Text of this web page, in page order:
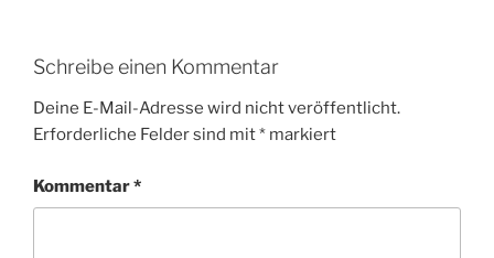
Schreibe einen Kommentar
Deine E-Mail-Adresse wird nicht veröffentlicht.
Erforderliche Felder sind mit* markiert
Kommentar*